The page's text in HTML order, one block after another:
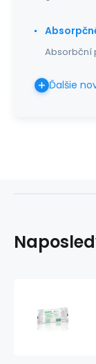
Absorbční
Ďalšie